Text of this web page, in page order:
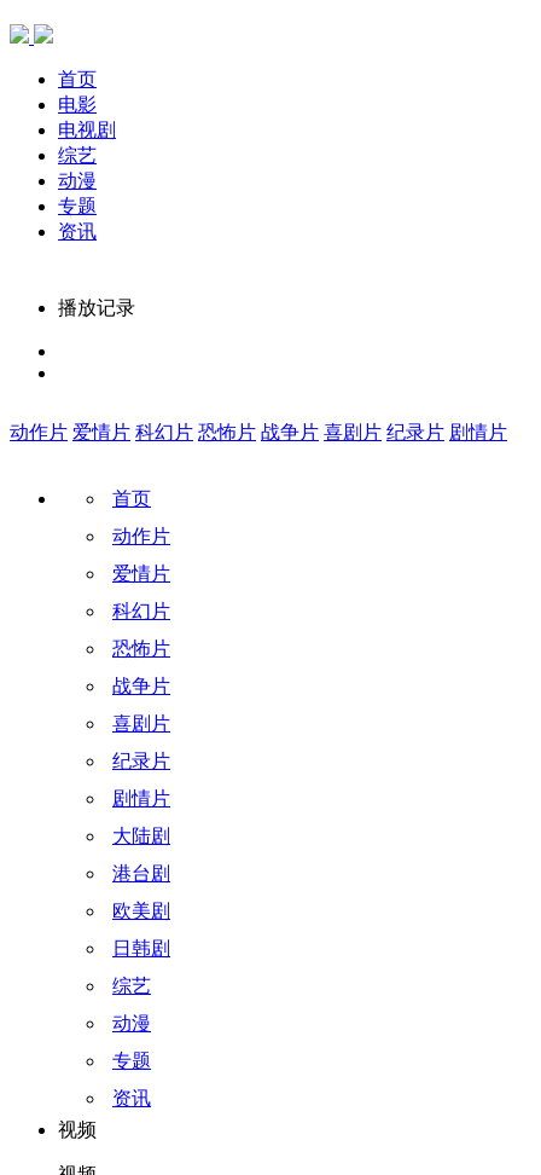
首页
电影
电视剧
综艺
动漫
专题
资讯
播放记录
动作片 爱情片 科幻片 恐怖片 战争片 喜剧片 纪录片 剧情片
首页
动作片
爱情片
科幻片
恐怖片
战争片
喜剧片
纪录片
剧情片
大陆剧
港台剧
欧美剧
日韩剧
综艺
动漫
专题
资讯
视频